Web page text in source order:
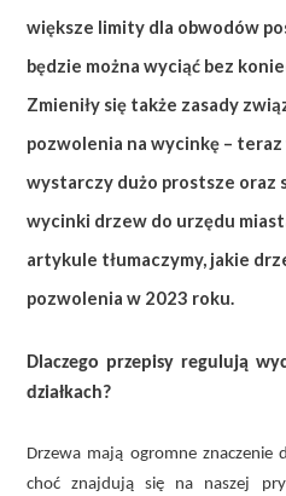
większe limity dla obwodów
będzie można wyciąć bez
Zmieniły się także zasady
pozwolenia na wycinkę –
wystarczy dużo prostsze oraz
wycinki drzew do urzędu
artykule tłumaczymy, jakie
pozwolenia w 2023 roku.
Dlaczego przepisy regulują
działkach?
Drzewa mają ogromne znaczenie
choć znajdują się na naszej